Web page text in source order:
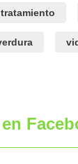
tratamiento